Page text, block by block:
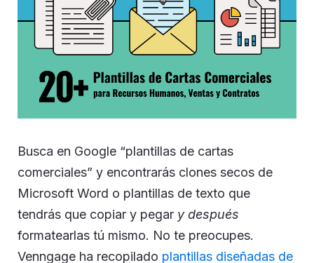
Busca en Google “plantillas de cartas
comerciales” y encontrarás clones secos de
Microsoft Word o plantillas de texto que
tendrás que copiar y pegar y después
formatearlas tú mismo. No te preocupes.
Venngage ha recopilado plantillas diseñadas de